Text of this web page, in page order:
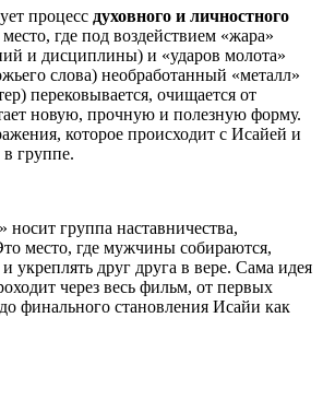
процесс духовного и личностного
где под воздействием «жара»
и дисциплины) и «ударов молота»
слова) необработанный «металл»
перековывается, очищается от
новую, прочную и полезную форму.
которое происходит с Исайей и
группе.
носит группа наставничества,
место, где мужчины собираются,
укреплять друг друга в вере. Сама идея
через весь фильм, от первых
финального становления Исайи как